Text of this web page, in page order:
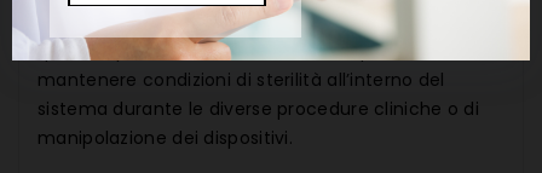
cateteri vescicali
. La sua funzione principale è
quella di prevenire la fuoriuscita di liquidi e di
mantenere condizioni di sterilità all’interno del
sistema durante le diverse procedure cliniche o di
manipolazione dei dispositivi.